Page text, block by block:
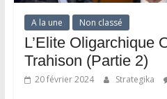
A la une Non classé
L’Elite Oligarchique
Trahison (Partie 2)
20 février 2024 Strategika